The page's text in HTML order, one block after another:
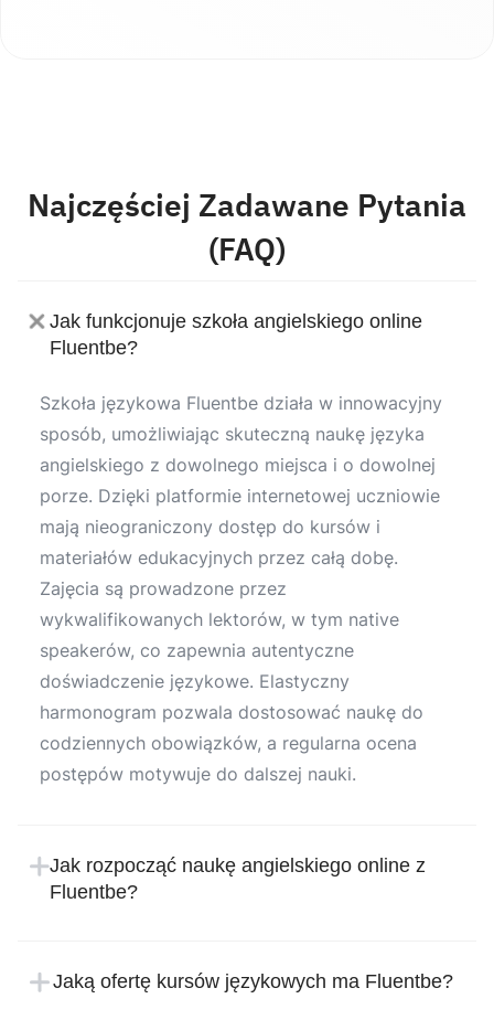
Najczęściej Zadawane Pytania
(FAQ)
Jak funkcjonuje szkoła angielskiego online
Fluentbe?
Szkoła językowa Fluentbe działa w innowacyjny
sposób, umożliwiając skuteczną naukę języka
angielskiego z dowolnego miejsca i o dowolnej
porze. Dzięki platformie internetowej uczniowie
mają nieograniczony dostęp do kursów i
materiałów edukacyjnych przez całą dobę.
Zajęcia są prowadzone przez
wykwalifikowanych lektorów, w tym native
speakerów, co zapewnia autentyczne
doświadczenie językowe. Elastyczny
harmonogram pozwala dostosować naukę do
codziennych obowiązków, a regularna ocena
postępów motywuje do dalszej nauki.
Jak rozpocząć naukę angielskiego online z
Fluentbe?
intuicyjne. Wystarczy zarejestrować się na
Jaką ofertę kursów językowych ma Fluentbe?